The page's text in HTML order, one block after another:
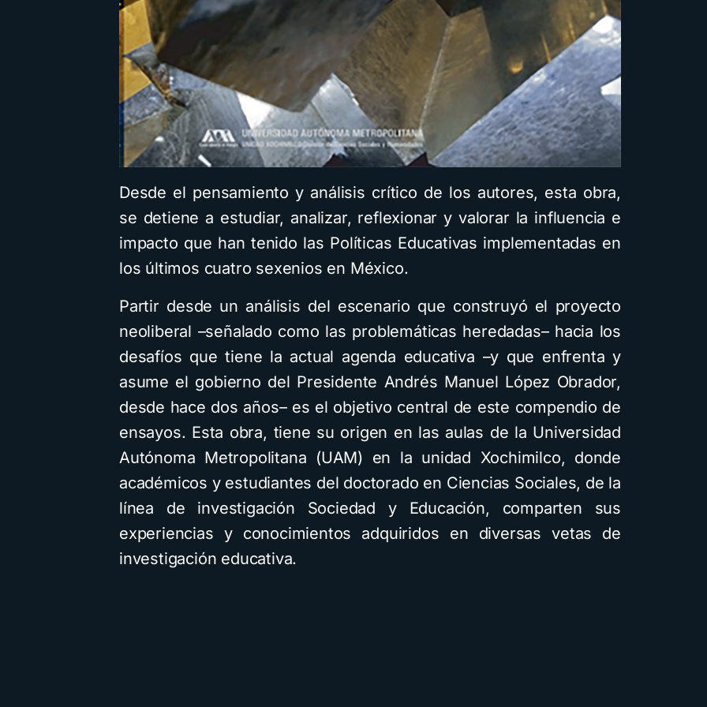
Desde el pensamiento y análisis crítico de los autores, esta obra,
se detiene a estudiar, analizar, reflexionar y valorar la influencia e
impacto que han tenido las Políticas Educativas implementadas en
los últimos cuatro sexenios en México.
Partir desde un análisis del escenario que construyó el proyecto
neoliberal –señalado como las problemáticas heredadas­­­– hacia los
desafíos que tiene la actual agenda educativa ­­–y que enfrenta y
asume el gobierno del Presidente Andrés Manuel López Obrador,
desde hace dos años– es el objetivo central de este compendio de
ensayos. Esta obra, tiene su origen en las aulas de la Universidad
Autónoma Metropolitana (UAM) en la unidad Xochimilco, donde
académicos y estudiantes del doctorado en Ciencias Sociales, de la
línea de investigación Sociedad y Educación, comparten sus
experiencias y conocimientos adquiridos en diversas vetas de
investigación educativa.